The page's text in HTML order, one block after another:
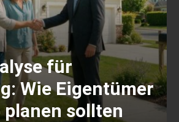
für
Wie Eigentümer
sollten